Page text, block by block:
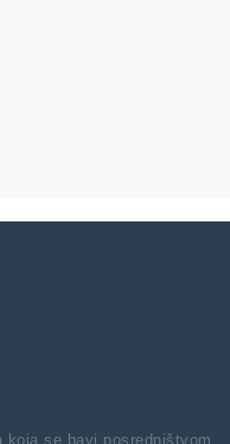
koja se bavi posredništvom